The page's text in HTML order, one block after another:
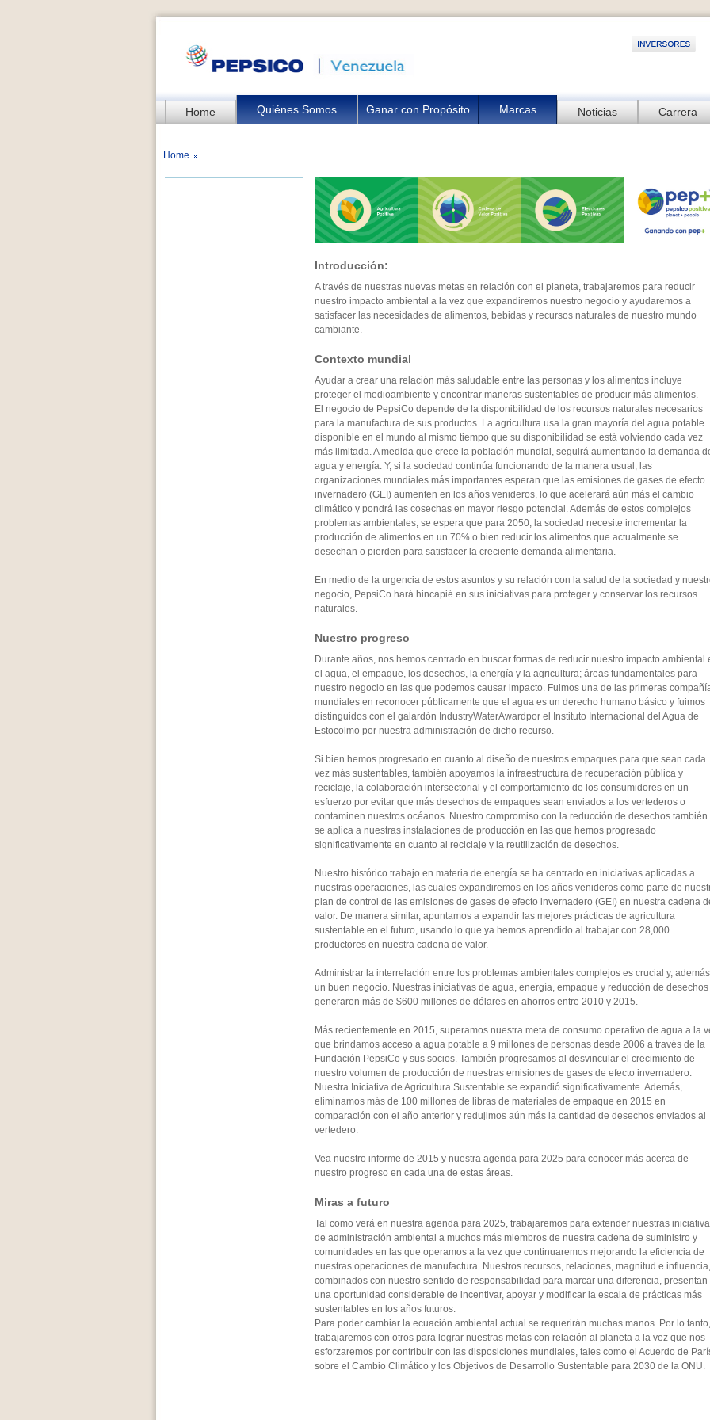
Home Quiénes Somos Ganar con Propósito Marcas Noticias Carrera
Home
Introducción:
A través de nuestras nuevas metas en relación con el planeta, trabajaremos para reducir
nuestro impacto ambiental a la vez que expandiremos nuestro negocio y ayudaremos a
satisfacer las necesidades de alimentos, bebidas y recursos naturales de nuestro mundo
cambiante.
Contexto mundial
Ayudar a crear una relación más saludable entre las personas y los alimentos incluye
proteger el medioambiente y encontrar maneras sustentables de producir más alimentos.
El negocio de PepsiCo depende de la disponibilidad de los recursos naturales necesarios
para la manufactura de sus productos. La agricultura usa la gran mayoría del agua potable
disponible en el mundo al mismo tiempo que su disponibilidad se está volviendo cada vez
más limitada. A medida que crece la población mundial, seguirá aumentando la demanda
agua y energía. Y, si la sociedad continúa funcionando de la manera usual, las
organizaciones mundiales más importantes esperan que las emisiones de gases de efecto
invernadero (GEI) aumenten en los años venideros, lo que acelerará aún más el cambio
climático y pondrá las cosechas en mayor riesgo potencial. Además de estos complejos
problemas ambientales, se espera que para 2050, la sociedad necesite incrementar la
producción de alimentos en un 70% o bien reducir los alimentos que actualmente se
desechan o pierden para satisfacer la creciente demanda alimentaria.
En medio de la urgencia de estos asuntos y su relación con la salud de la sociedad y
negocio, PepsiCo hará hincapié en sus iniciativas para proteger y conservar los recursos
naturales.
Nuestro progreso
Durante años, nos hemos centrado en buscar formas de reducir nuestro impacto ambiental
el agua, el empaque, los desechos, la energía y la agricultura; áreas fundamentales para
nuestro negocio en las que podemos causar impacto. Fuimos una de las primeras
mundiales en reconocer públicamente que el agua es un derecho humano básico y fuimos
distinguidos con el galardón IndustryWaterAwardpor el Instituto Internacional del Agua de
Estocolmo por nuestra administración de dicho recurso.
Si bien hemos progresado en cuanto al diseño de nuestros empaques para que sean cada
vez más sustentables, también apoyamos la infraestructura de recuperación pública y
reciclaje, la colaboración intersectorial y el comportamiento de los consumidores en un
esfuerzo por evitar que más desechos de empaques sean enviados a los vertederos o
contaminen nuestros océanos. Nuestro compromiso con la reducción de desechos también
se aplica a nuestras instalaciones de producción en las que hemos progresado
significativamente en cuanto al reciclaje y la reutilización de desechos.
Nuestro histórico trabajo en materia de energía se ha centrado en iniciativas aplicadas a
nuestras operaciones, las cuales expandiremos en los años venideros como parte de
plan de control de las emisiones de gases de efecto invernadero (GEI) en nuestra cadena
valor. De manera similar, apuntamos a expandir las mejores prácticas de agricultura
sustentable en el futuro, usando lo que ya hemos aprendido al trabajar con 28,000
productores en nuestra cadena de valor.
Administrar la interrelación entre los problemas ambientales complejos es crucial y,
un buen negocio. Nuestras iniciativas de agua, energía, empaque y reducción de desechos
generaron más de $600 millones de dólares en ahorros entre 2010 y 2015.
Más recientemente en 2015, superamos nuestra meta de consumo operativo de agua a la
que brindamos acceso a agua potable a 9 millones de personas desde 2006 a través de la
Fundación PepsiCo y sus socios. También progresamos al desvincular el crecimiento de
nuestro volumen de producción de nuestras emisiones de gases de efecto invernadero.
Nuestra Iniciativa de Agricultura Sustentable se expandió significativamente. Además,
eliminamos más de 100 millones de libras de materiales de empaque en 2015 en
comparación con el año anterior y redujimos aún más la cantidad de desechos enviados al
vertedero.
Vea nuestro informe de 2015 y nuestra agenda para 2025 para conocer más acerca de
nuestro progreso en cada una de estas áreas.
Miras a futuro
Tal como verá en nuestra agenda para 2025, trabajaremos para extender nuestras
de administración ambiental a muchos más miembros de nuestra cadena de suministro y
comunidades en las que operamos a la vez que continuaremos mejorando la eficiencia de
nuestras operaciones de manufactura. Nuestros recursos, relaciones, magnitud e influencia,
combinados con nuestro sentido de responsabilidad para marcar una diferencia, presentan
una oportunidad considerable de incentivar, apoyar y modificar la escala de prácticas más
sustentables en los años futuros.
Para poder cambiar la ecuación ambiental actual se requerirán muchas manos. Por lo tanto,
trabajaremos con otros para lograr nuestras metas con relación al planeta a la vez que nos
esforzaremos por contribuir con las disposiciones mundiales, tales como el Acuerdo de
sobre el Cambio Climático y los Objetivos de Desarrollo Sustentable para 2030 de la ONU.